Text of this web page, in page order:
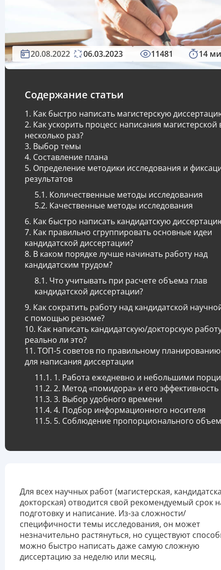
20.08.2022 06.03.2023 11481 14
Содержание статьи
Как быстро написать магистерскую
Как ускорить процесс написания магистерской
несколько раз?
Выбор темы
Составление плана
Определение методики исследования и
результатов
Количественные методы исследования
Качественные методы исследования
Как быстро написать кандидатскую
Как правильно сгруппировать основные идеи
кандидатской диссертации?
В каком порядке лучше начинать работу над
кандидатским трудом?
Что учитывать при расчете объема глав
кандидатской диссертации?
Как сократить работу над кандидатской
с помощью резюме?
Как написать кандидатскую/докторскую
реально ли это?
ТОП-5 советов по правильному
для написания диссертации
1. Работа ежедневно и небольшими
2. Метод «помидора» и его эффективность
3. Выбор удобного времени
4. Подбор информационного носителя
5. Соблюдение пропорционального
Для всех научных работ (магистерская,
докторская) отводится свой рекомендуемый срок
подготовку и написание. Из-за сложности/
специфичности темы исследования, он может
незначительно растянуться, но существуют
можно быстро написать даже самую сложную
диссертацию за неделю или месяц.